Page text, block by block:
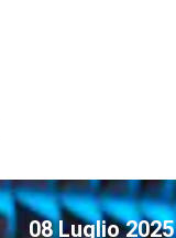
08 Luglio 2025